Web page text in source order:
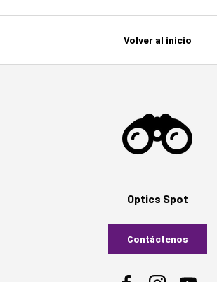
Volver al inicio
Optics Spot
Contáctenos